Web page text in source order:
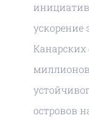
ускорение
Канарских
миллионов
островов